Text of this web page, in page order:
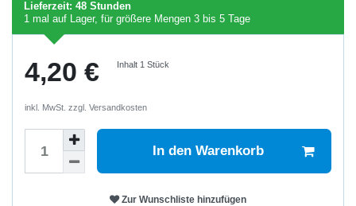
Lieferzeit: 48 Stunden
1 mal auf Lager, für größere Mengen 3 bis 5 Tage
4,20 € Inhalt1Stück
inkl. MwSt. zzgl. Versandkosten
In den Warenkorb
Zur Wunschliste hinzufügen